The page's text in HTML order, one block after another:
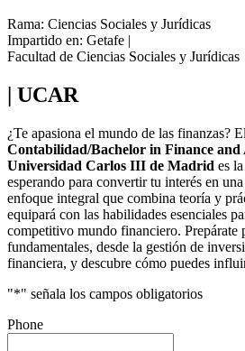
Rama: Ciencias Sociales y Jurídicas
Impartido en: Getafe |
Facultad de Ciencias Sociales y Jurídicas
| UCAR
¿Te apasiona el mundo de las finanzas? El
Contabilidad/Bachelor in Finance
Universidad Carlos III de Madrid es
esperando para convertir tu interés en
enfoque integral que combina teoría y
equipará con las habilidades esenciales
competitivo mundo financiero. Prepárate
fundamentales, desde la gestión de
financiera, y descubre cómo puedes
"*" señala los campos obligatorios
Phone